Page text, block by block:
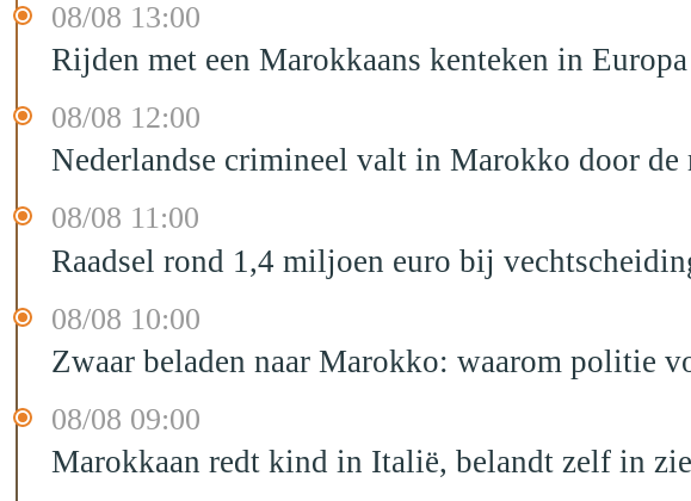
08/08 13:00
Rijden met een Marokkaans kenteken in
08/08 12:00
Nederlandse crimineel valt in Marokko door de
08/08 11:00
Raadsel rond 1,4 miljoen euro bij
08/08 10:00
Zwaar beladen naar Marokko: waarom politie
08/08 09:00
Marokkaan redt kind in Italië, belandt zelf in